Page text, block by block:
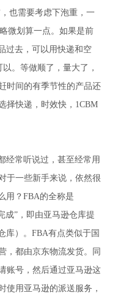
也需要考虑下泡重，一
微划算一点。如果是前
过去，可以用快递和空
。等做顺了，量大了，
时间的有季节性的产品还
择快递，时效快，1CBM
经常听说过，甚至经常用
于一些新手来说，依然很
用？FBA的全称是
”，即由亚马逊仓库提
库）。FBA有点类似于国
，都由京东物流发货。同
账号，然后通过亚马逊这
使用亚马逊的派送服务，